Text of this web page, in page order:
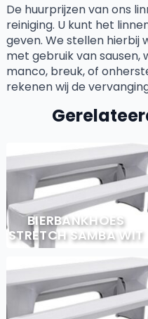
De huurprijzen van ons
reiniging. U kunt het
geven. We stellen hierbij
met gebruik van sausen,
manco, breuk, of
rekenen wij de
BIERBANKHOES
STRETCH SAMBA WIT